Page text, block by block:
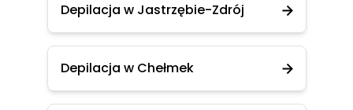
Depilacja w Jastrzębie-Zdrój
Depilacja w Chełmek